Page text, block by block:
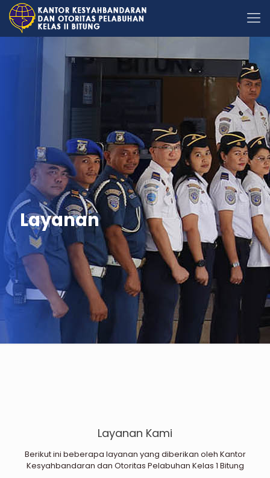
Layanan
Layanan Kami
Berikut ini beberapa layanan yang diberikan oleh Kantor
Kesyahbandaran dan Otoritas Pelabuhan Kelas 1 Bitung